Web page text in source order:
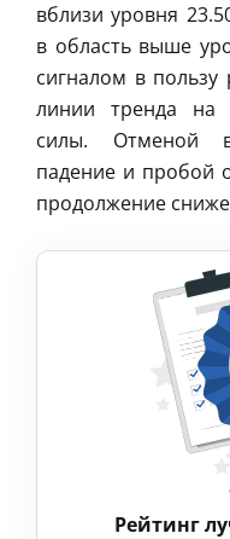
вблизи уровня
в область выше
сигналом в пользу
линии тренда на
силы. Отменой
падение и пробой
продолжение
Рейтинг